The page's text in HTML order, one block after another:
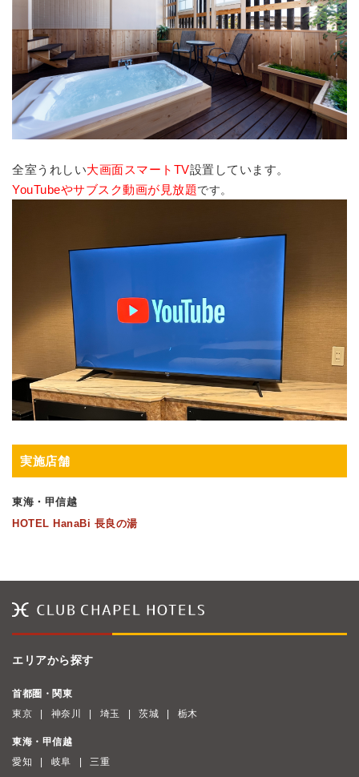
全室うれしい大画面スマートTV設置しています。
YouTubeやサブスク動画が見放題です。
実施店舗
東海・甲信越
HOTEL HanaBi 長良の湯
エリアから探す
首都圏・関東
東京
神奈川 埼玉 茨城 栃木
東海・甲信越
愛知
岐阜 三重